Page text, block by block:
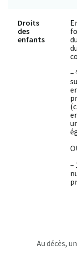
Droits
des
enfants
du
–
–
Au décès,